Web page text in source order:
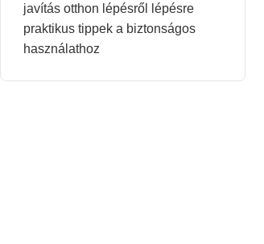
javítás otthon lépésről lépésre
praktikus tippek a biztonságos
használathoz